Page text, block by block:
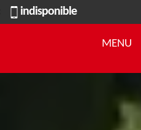
indisponible
MENU